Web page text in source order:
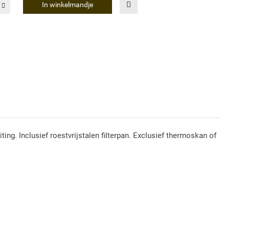
In winkelmandje
Inclusief roestvrijstalen filterpan. Exclusief thermoskan of